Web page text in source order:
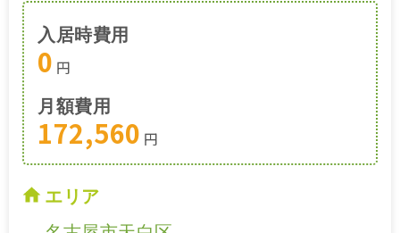
入居時費用
0 円
月額費用
172,560 円
エリア